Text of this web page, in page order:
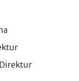
Direktur